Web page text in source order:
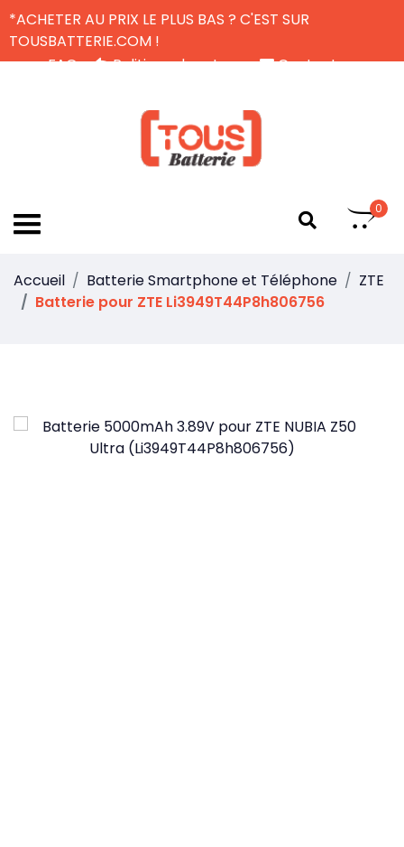
*ACHETER AU PRIX LE PLUS BAS ? C'EST SUR
TOUSBATTERIE.COM !
FAQ
Politique de retour
Contactez-nous
0
Accueil Batterie Smartphone et Téléphone
ZTE
Batterie pour ZTE Li3949T44P8h806756